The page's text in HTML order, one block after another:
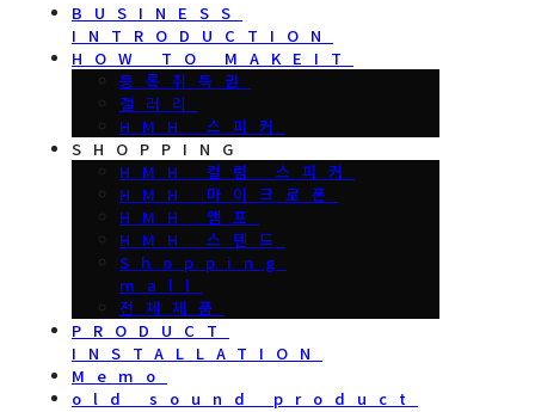
BUSINESS
INTRODUCTION
HOW TO MAKEIT
등록취득권
갤러리
HMH 스피커
SHOPPING
HMH 컬럼 스피커
HMH 마이크로폰
HMH 앰프
HMH 스텐드
Shopping
mall
전체제품
PRODUCT
INSTALLATION
Memo
old sound product